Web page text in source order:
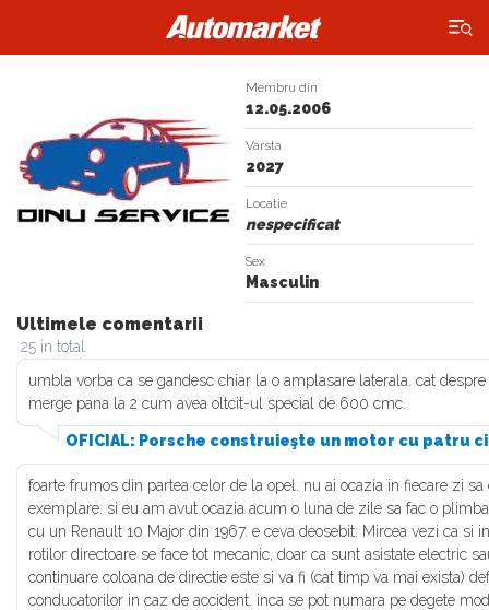
×
Membru din
12.05.2006
Varsta
2027
Locatie
nespecificat
Sex
Masculin
Ultimele comentarii
25 in total
umbla vorba ca se gandesc chiar la o amplasare laterala. cat
merge pana la 2 cum avea oltcit-ul special de 600 cmc.
OFICIAL: Porsche construieşte un motor cu patru
foarte frumos din partea celor de la opel. nu ai ocazia in fiecare zi sa
exemplare. si eu am avut ocazia acum o luna de zile sa fac o
cu un Renault 10 Major din 1967. e ceva deosebit. Mircea vezi ca si
rotilor directoare se face tot mecanic, doar ca sunt asistate electric
continuare coloana de directie este si va fi (cat timp va mai exista)
conducatorilor in caz de accident. inca se pot numara pe degete